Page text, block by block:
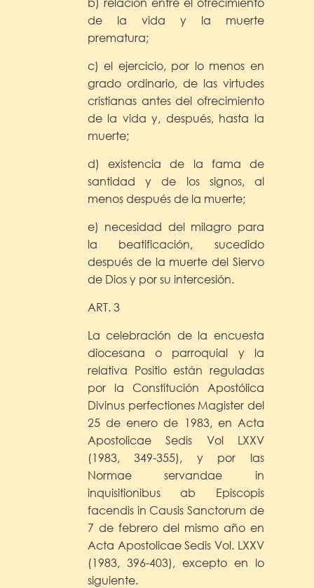
de la vida y la muerte
prematura;
c) el ejercicio, por lo menos en
grado ordinario, de las virtudes
cristianas antes del ofrecimiento
de la vida y, después, hasta la
muerte;
d) existencia de la fama de
santidad y de los signos, al
menos después de la muerte;
e) necesidad del milagro para
la beatificación, sucedido
después de la muerte del Siervo
de Dios y por su intercesión.
ART. 3
La celebración de la encuesta
diocesana o parroquial y la
relativa Positio están reguladas
por la Constitución Apostólica
Divinus perfectiones Magister del
25 de enero de 1983, en Acta
Apostolicae Sedis Vol LXXV
(1983, 349-355), y por las
Normae servandae in
inquisitionibus ab Episcopis
facendis in Causis Sanctorum de
7 de febrero del mismo año en
Acta Apostolicae Sedis Vol. LXXV
(1983, 396-403), excepto en lo
siguiente.